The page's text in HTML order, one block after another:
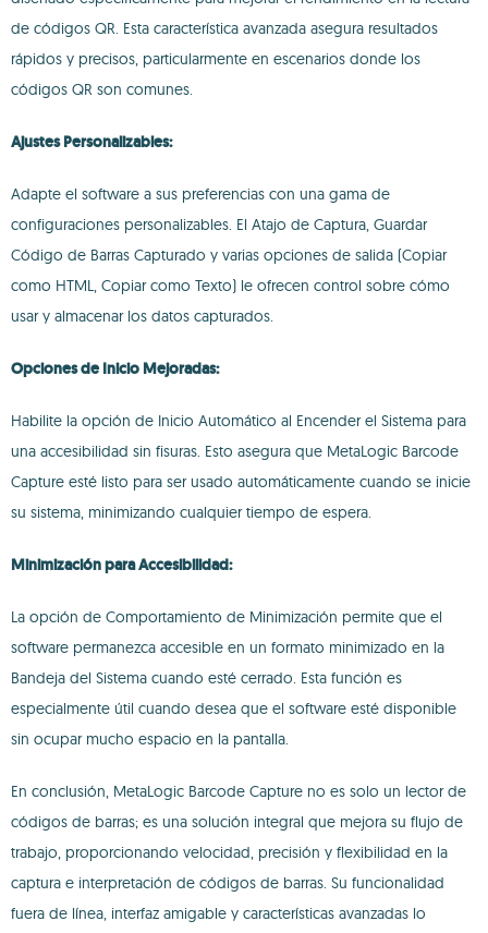
de códigos QR. Esta característica avanzada asegura resultados
rápidos y precisos, particularmente en escenarios donde los
códigos QR son comunes.
Ajustes Personalizables:
Adapte el software a sus preferencias con una gama de
configuraciones personalizables. El Atajo de Captura, Guardar
Código de Barras Capturado y varias opciones de salida (Copiar
como HTML, Copiar como Texto) le ofrecen control sobre cómo
usar y almacenar los datos capturados.
Opciones de Inicio Mejoradas:
Habilite la opción de Inicio Automático al Encender el Sistema para
una accesibilidad sin fisuras. Esto asegura que MetaLogic Barcode
Capture esté listo para ser usado automáticamente cuando se inicie
su sistema, minimizando cualquier tiempo de espera.
Minimización para Accesibilidad:
La opción de Comportamiento de Minimización permite que el
software permanezca accesible en un formato minimizado en la
Bandeja del Sistema cuando esté cerrado. Esta función es
especialmente útil cuando desea que el software esté disponible
sin ocupar mucho espacio en la pantalla.
En conclusión, MetaLogic Barcode Capture no es solo un lector de
códigos de barras; es una solución integral que mejora su flujo de
trabajo, proporcionando velocidad, precisión y flexibilidad en la
captura e interpretación de códigos de barras. Su funcionalidad
fuera de línea, interfaz amigable y características avanzadas lo